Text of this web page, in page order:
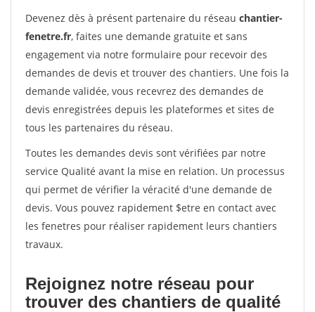
Devenez dès à présent partenaire du réseau chantier-
fenetre.fr, faites une demande gratuite et sans
engagement via notre formulaire pour recevoir des
demandes de devis et trouver des chantiers. Une fois la
demande validée, vous recevrez des demandes de
devis enregistrées depuis les plateformes et sites de
tous les partenaires du réseau.
Toutes les demandes devis sont vérifiées par notre
service Qualité avant la mise en relation. Un processus
qui permet de vérifier la véracité d'une demande de
devis. Vous pouvez rapidement $etre en contact avec
les fenetres pour réaliser rapidement leurs chantiers
travaux.
Rejoignez notre réseau pour
trouver des chantiers de qualité